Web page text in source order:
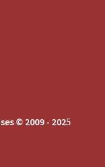
© 2009 - 2025